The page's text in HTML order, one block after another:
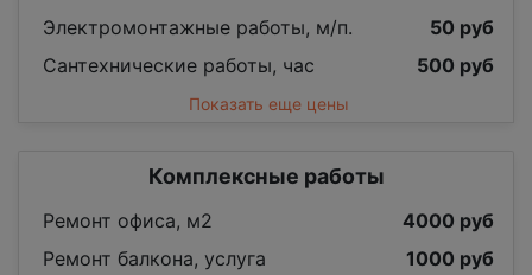
Электромонтажные работы, м/п.
50 руб
Сантехнические работы, час
500 руб
Показать еще цены
Комплексные работы
Ремонт офиса, м2
4000 руб
Ремонт балкона, услуга
1000 руб